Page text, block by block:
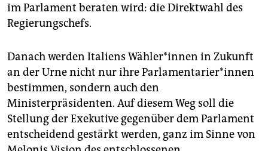
im Parlament beraten wird: die Direktwahl des
Regierungschefs.
Danach werden Italiens Wäh­le­r*in­nen in Zukunft
an der Urne nicht nur ihre Par­la­men­ta­rie­r*in­nen
bestimmen, sondern auch den
Ministerpräsidenten. Auf diesem Weg soll die
Stellung der Exekutive gegenüber dem Parlament
entscheidend gestärkt werden, ganz im Sinne von